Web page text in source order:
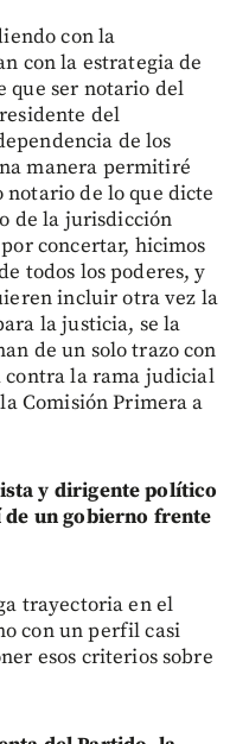
con la
con la estrategia de
que ser notario del
del
de los
manera permitiré
notario de lo que dicte
de la jurisdicción
concertar, hicimos
todos los poderes, y
incluir otra vez la
la justicia, se la
de un solo trazo con
contra la rama judicial
Comisión Primera a
y dirigente político
de un gobierno frente
trayectoria en el
con un perfil casi
esos criterios sobre